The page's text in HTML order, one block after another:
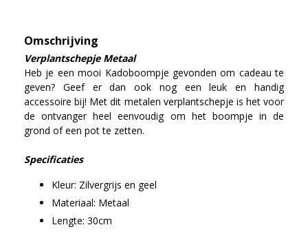
Omschrijving
Verplantschepje Metaal
Heb je een mooi Kadoboompje gevonden om cadeau te
geven? Geef er dan ook nog een leuk en handig
accessoire bij! Met dit metalen verplantschepje is het voor
de ontvanger heel eenvoudig om het boompje in de
grond of een pot te zetten.
Specificaties
Kleur: Zilvergrijs en geel
Materiaal: Metaal
Lengte: 30cm